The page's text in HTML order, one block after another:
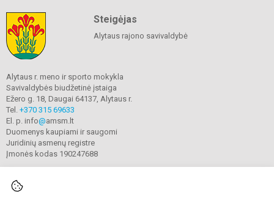
Steigėjas
Alytaus rajono savivaldybė
Alytaus r. meno ir sporto mokykla
Savivaldybės biudžetinė įstaiga
Ežero g. 18, Daugai 64137, Alytaus r.
Tel. +370 315 69633
El. p. info@amsm.lt
Duomenys kaupiami ir saugomi
Juridinių asmenų registre
Įmonės kodas 190247688